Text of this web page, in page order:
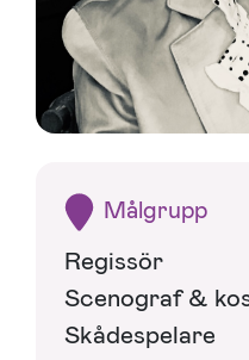
Målgrupp
Regissör
Scenograf &
Skådespelare